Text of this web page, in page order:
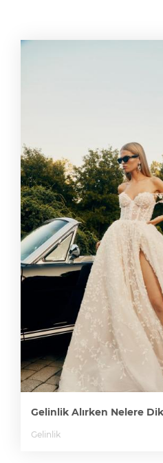
Gelinlik Alırken Nelere
Gelinlik